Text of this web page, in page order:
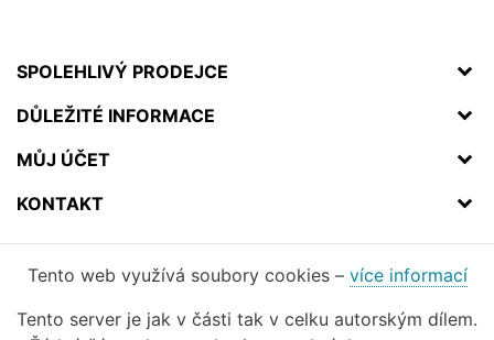
SPOLEHLIVÝ PRODEJCE
DŮLEŽITÉ INFORMACE
MŮJ ÚČET
KONTAKT
Tento web využívá soubory cookies – více informací
Tento server je jak v části tak v celku autorským dílem.